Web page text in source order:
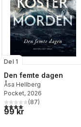
röster:
Del 1
Den femte dagen
Åsa Hellberg
Pocket, 2026
4,1utav 5 stjärnor. Totalt
(87)
99 kr